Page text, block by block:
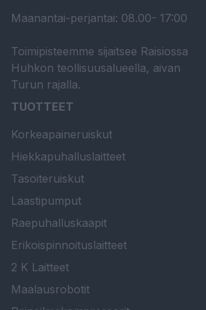
Maanantai-perjantai: 08.00- 17:00
Toimipisteemme sijaitsee Raisiossa
Huhkon teollisuusalueella, aivan
Turun rajalla.
TUOTTEET
Korkeapaineruiskut
Hiekkapuhalluslaitteet
Tasoiteruiskut
Laastipumput
Raepuhalluskaapit
Erikoispinnoituslaitteet
2 K Laitteet
Maalausrobotit